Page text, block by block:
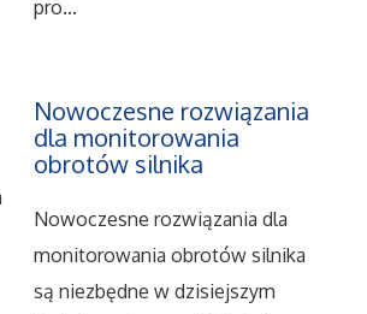
Podróże
Uroda
Dietetyka, Odchudzanie
Kosmetyki
pro...
Nowoczesne rozwiązania
dla monitorowania
obrotów silnika
Nowoczesne rozwiązania dla
monitorowania obrotów silnika
są niezbędne w dzisiejszym